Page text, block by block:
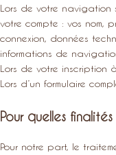
Lors de votre navigation
votre compte : vos nom,
connexion, données
informations de
Lors de votre inscription
Lors d’un formulaire
Pour quelles
Pour notre part, le